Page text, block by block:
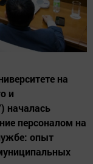
на
и
началась
персоналом на
опыт